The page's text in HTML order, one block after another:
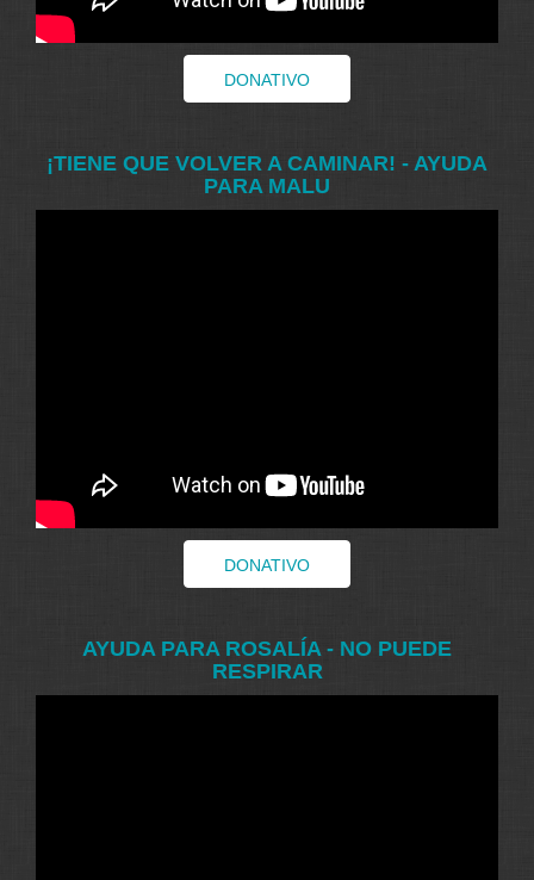
DONATIVO
¡TIENE QUE VOLVER A CAMINAR! - AYUDA
PARA MALU
DONATIVO
AYUDA PARA ROSALÍA - NO PUEDE
RESPIRAR